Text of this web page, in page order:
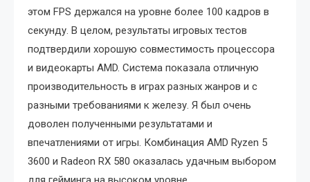
этом FPS держался на уровне более 100 кадров в
секунду. В целом, результаты игровых тестов
подтвердили хорошую совместимость процессора
и видеокарты AMD. Система показала отличную
производительность в играх разных жанров и с
разными требованиями к железу. Я был очень
доволен полученными результатами и
впечатлениями от игры. Комбинация AMD Ryzen 5
3600 и Radeon RX 580 оказалась удачным выбором